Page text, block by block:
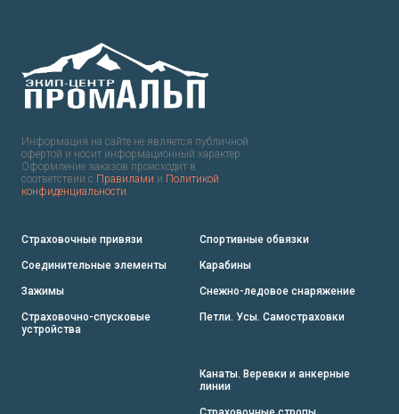
Информация на сайте не является публичной
офертой и носит информационный характер.
Оформление заказов происходит в
соответствии с Правилами и Политикой
конфиденциальности.
Страховочные привязи
Соединительные элементы
Зажимы
Страховочно-спусковые
устройства
Спортивные обвязки
Карабины
Снежно-ледовое снаряжение
Петли. Усы. Самостраховки
Канаты. Веревки и анкерные
линии